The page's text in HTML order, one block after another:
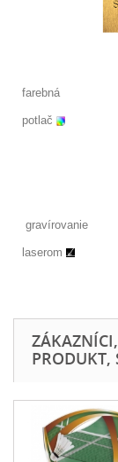
farebná
potlač
gravírovanie
laserom
PRODUKT,